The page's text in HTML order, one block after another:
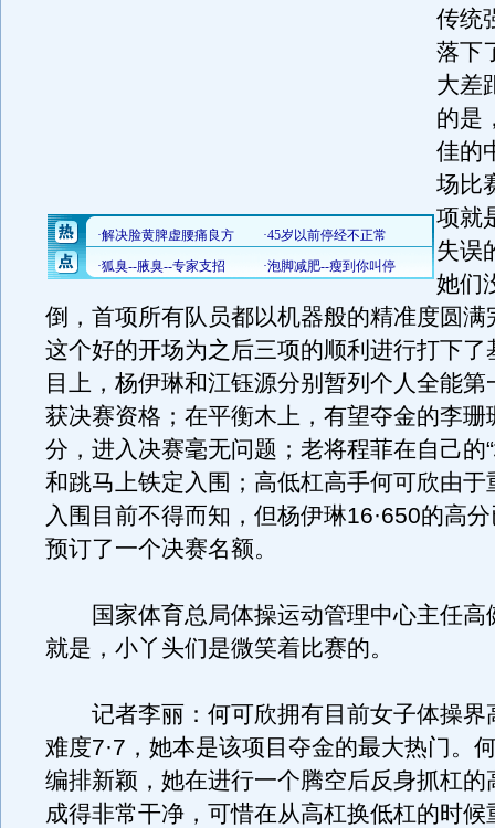
传统
落下
大差
的是
佳的
场比
项就
失误
她们
倒，首项所有队员都以机器般的精准度圆满
这个好的开场为之后三项的顺利进行打下了
目上，杨伊琳和江钰源分别暂列个人全能第
获决赛资格；在平衡木上，有望夺金的李珊
分，进入决赛毫无问题；老将程菲在自己的
和跳马上铁定入围；高低杠高手何可欣由于
入围目前不得而知，但杨伊琳16·650的高
预订了一个决赛名额。
国家体育总局体操运动管理中心主任高
就是，小丫头们是微笑着比赛的。
记者李丽：何可欣拥有目前女子体操界
难度7·7，她本是该项目夺金的最大热门。
编排新颖，她在进行一个腾空后反身抓杠的
成得非常干净，可惜在从高杠换低杠的时候